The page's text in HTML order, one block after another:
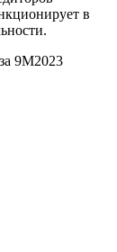
в
9М2023